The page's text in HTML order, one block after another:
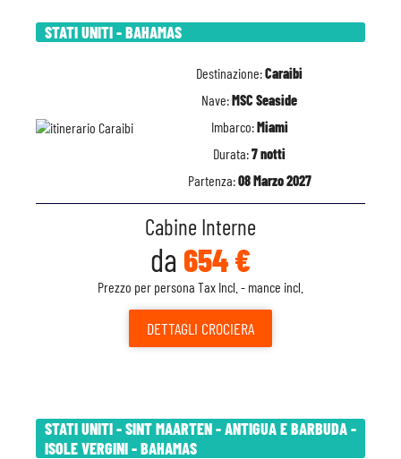
STATI UNITI - BAHAMAS
Destinazione:Caraibi
Nave:MSC Seaside
Imbarco:Miami
Durata:7 notti
Partenza:08 Marzo 2027
Cabine Interne
da 654 €
Prezzo per persona Tax Incl. - mance incl.
DETTAGLI CROCIERA
STATI UNITI - SINT MAARTEN - ANTIGUA E BARBUDA -
ISOLE VERGINI - BAHAMAS